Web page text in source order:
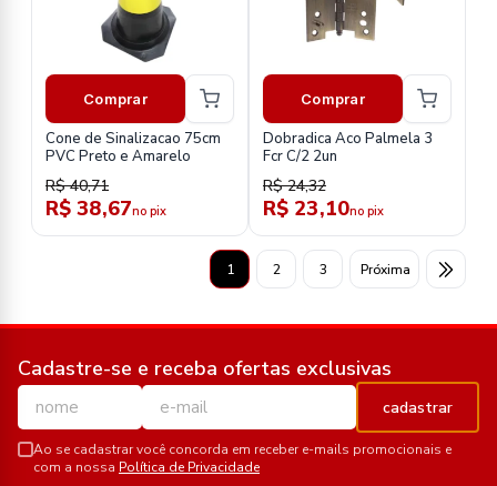
Comprar
Cone de Sinalizacao 75cm
PVC Preto e Amarelo
R$ 40,71
R$ 38,67no pix
Comprar
Dobradica Aco Palmela 3
Fcr C/2 2un
R$ 24,32
R$ 23,10no pix
1 2 3 Próxima
Cadastre-se e receba ofertas exclusivas
cadastrar
Ao se cadastrar você concorda em receber e-mails promocionais e
com a nossa Política de Privacidade